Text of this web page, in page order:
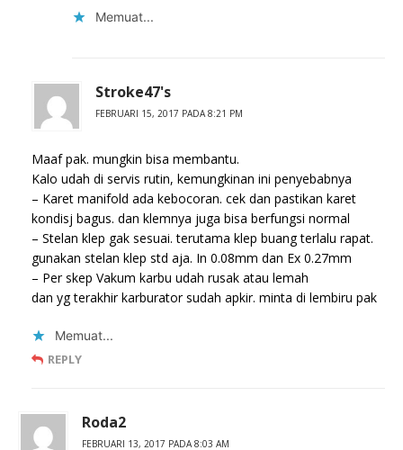
Memuat...
Stroke47's
FEBRUARI 15, 2017 PADA 8:21 PM
Maaf pak. mungkin bisa membantu.
Kalo udah di servis rutin, kemungkinan ini penyebabnya
– Karet manifold ada kebocoran. cek dan pastikan karet
kondisj bagus. dan klemnya juga bisa berfungsi normal
– Stelan klep gak sesuai. terutama klep buang terlalu rapat.
gunakan stelan klep std aja. In 0.08mm dan Ex 0.27mm
– Per skep Vakum karbu udah rusak atau lemah
dan yg terakhir karburator sudah apkir. minta di lembiru pak
Memuat...
REPLY
Roda2
FEBRUARI 13, 2017 PADA 8:03 AM